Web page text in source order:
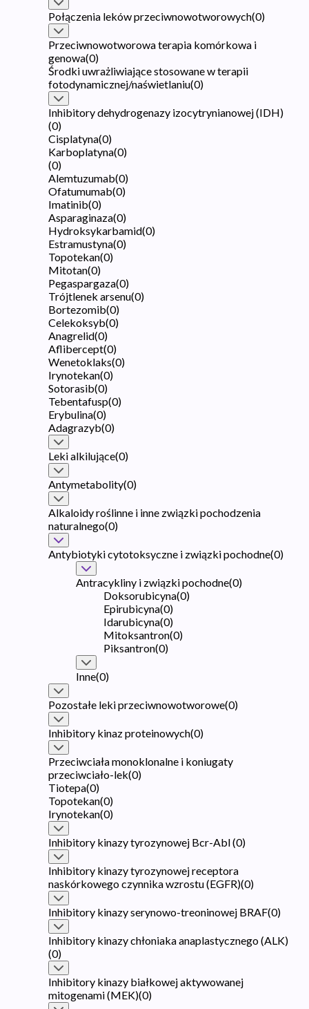
Połączenia leków przeciwnowotworowych(0)
Przeciwnowotworowa terapia komórkowa i
genowa(0)
Środki uwrażliwiające stosowane w terapii
fotodynamicznej/naświetlaniu(0)
Inhibitory dehydrogenazy izocytrynianowej (IDH)
(0)
Cisplatyna(0)
Karboplatyna(0)
(0)
Alemtuzumab(0)
Ofatumumab(0)
Imatinib(0)
Asparaginaza(0)
Hydroksykarbamid(0)
Estramustyna(0)
Topotekan(0)
Mitotan(0)
Pegaspargaza(0)
Trójtlenek arsenu(0)
Bortezomib(0)
Celekoksyb(0)
Anagrelid(0)
Aflibercept(0)
Wenetoklaks(0)
Irynotekan(0)
Sotorasib(0)
Tebentafusp(0)
Erybulina(0)
Adagrazyb(0)
Leki alkilujące(0)
Antymetabolity(0)
Alkaloidy roślinne i inne związki pochodzenia
naturalnego(0)
Antybiotyki cytotoksyczne i związki pochodne(0)
Antracykliny i związki pochodne(0)
Doksorubicyna(0)
Epirubicyna(0)
Idarubicyna(0)
Mitoksantron(0)
Piksantron(0)
Inne(0)
Pozostałe leki przeciwnowotworowe(0)
Inhibitory kinaz proteinowych(0)
Przeciwciała monoklonalne i koniugaty
przeciwciało-lek(0)
Tiotepa(0)
Topotekan(0)
Irynotekan(0)
Inhibitory kinazy tyrozynowej Bcr-Abl(0)
Inhibitory kinazy tyrozynowej receptora
naskórkowego czynnika wzrostu (EGFR)(0)
Inhibitory kinazy serynowo-treoninowej BRAF(0)
Inhibitory kinazy chłoniaka anaplastycznego (ALK)
(0)
Inhibitory kinazy białkowej aktywowanej
mitogenami (MEK)(0)